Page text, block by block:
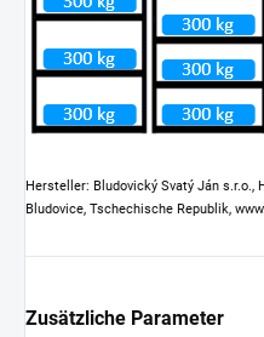
Hersteller: Bludovický Svatý Ján s.r.o.,
Bludovice, Tschechische Republik,
Zusätzliche Parameter